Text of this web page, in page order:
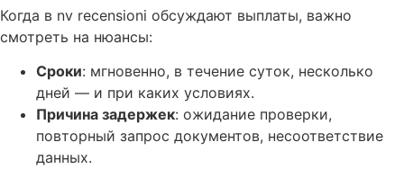
Когда в nv recensioni обсуждают выплаты, важно
смотреть на нюансы:
Сроки: мгновенно, в течение суток, несколько
дней — и при каких условиях.
Причина задержек: ожидание проверки,
повторный запрос документов, несоответствие
данных.